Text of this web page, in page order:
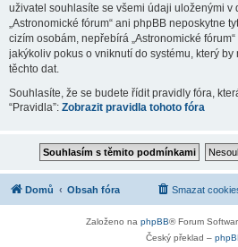
uživatel souhlasíte se všemi údaji uloženými v
„Astronomické fórum“ ani phpBB neposkytne
cizím osobám, nepřebírá „Astronomické
jakýkoliv pokus o vniknutí do systému, který by
těchto dat.
Souhlasíte, že se budete řídit pravidly fóra,
“Pravidla”: Zobrazit pravidla tohoto fóra
Domů Obsah fóra Smazat
Založeno na phpBB® Forum
Český překlad –